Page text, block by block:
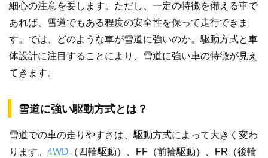
細心の注意を要します。ただし、一定の特徴を備える車で
あれば、雪道でもある程度の安全性を保って走行できま
す。では、どのような車が雪道に強いのか。駆動方式と車
体設計に注目することにより、雪道に強い車の特徴が見え
てきます。
雪道に強い駆動方式とは？
雪道での車の走りやすさは、駆動方式によって大きく変わ
ります。 4WD （四輪駆動）、FF（前輪駆動）、FR（後輪